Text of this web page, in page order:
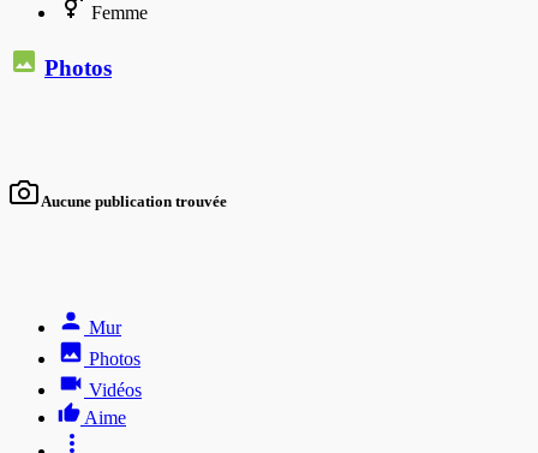
Femme
Photos
Aucune publication trouvée
Mur
Photos
Vidéos
Aime